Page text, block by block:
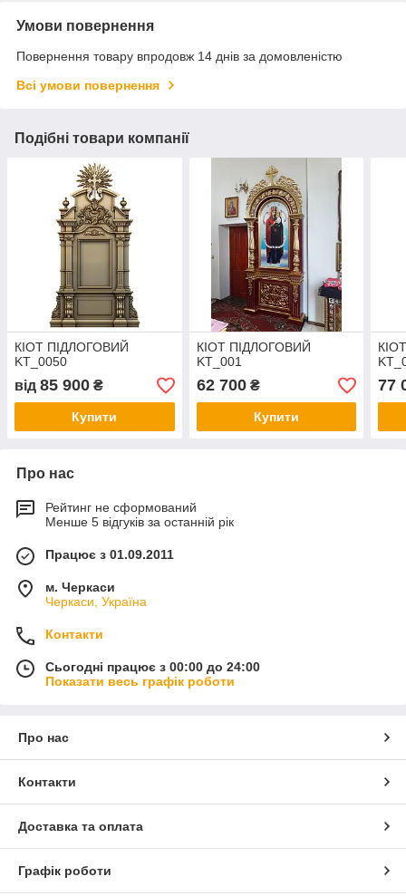
Умови повернення
Повернення товару впродовж 14 днів за домовленістю
Всі умови повернення
Подібні товари компанії
КІОТ ПІДЛОГОВИЙ
KT_0050
від 85 900 ₴
Купити
КІОТ ПІДЛОГОВИЙ
KT_001
62 700₴
Купити
77
Про нас
Рейтинг не сформований
Менше 5 відгуків за останній рік
Працює з 01.09.2011
м. Черкаси
Черкаси, Україна
Контакти
Сьогодні працює з 00:00 до 24:00
Показати весь графік роботи
Про нас
Контакти
Доставка та оплата
Графік роботи